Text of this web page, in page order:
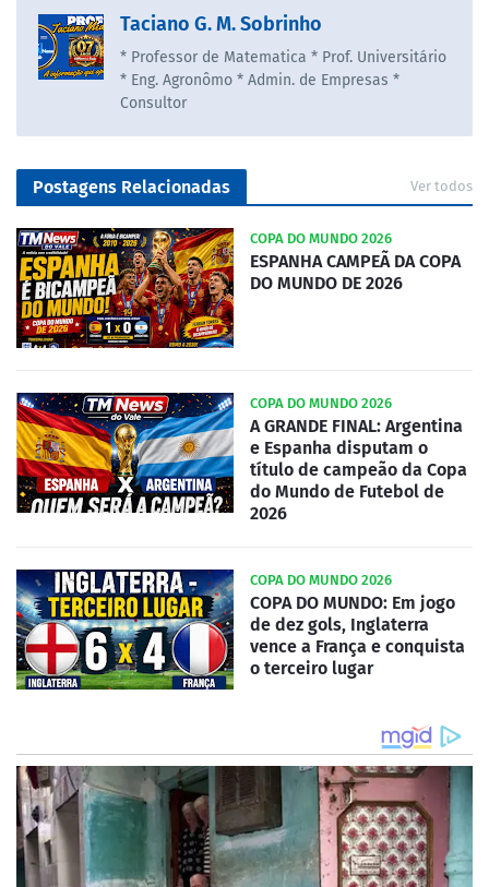
Taciano G. M. Sobrinho
* Professor de Matematica * Prof. Universitário
* Eng. Agronômo * Admin. de Empresas *
Consultor
Postagens Relacionadas Ver todos
COPA DO MUNDO 2026
ESPANHA CAMPEÃ DA COPA
DO MUNDO DE 2026
COPA DO MUNDO 2026
A GRANDE FINAL: Argentina
e Espanha disputam o
título de campeão da Copa
do Mundo de Futebol de
2026
COPA DO MUNDO 2026
COPA DO MUNDO: Em jogo
de dez gols, Inglaterra
vence a França e conquista
o terceiro lugar